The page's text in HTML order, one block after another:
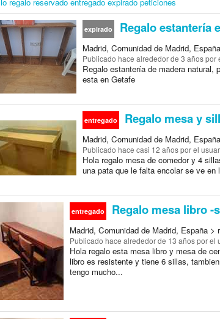
expirado Regalo estantería
Madrid, Comunidad de Madrid,
Publicado hace alrededor de 3 añospor
Regalo estantería de madera natural,
esta en Getafe
entregado Regalo mesa y
Madrid, Comunidad de Madrid,
Publicado hace casi 12 añospor el
Hola regalo mesa de comedor y 4
una pata que le falta encolar se ve
entregado Regalo mesa libro
Madrid, Comunidad de Madrid, España >
Publicado hace alrededor de 13 añospor el
Hola regalo esta mesa libro y mesa de
libro es resistente y tiene 6 sillas,
tengo mucho...